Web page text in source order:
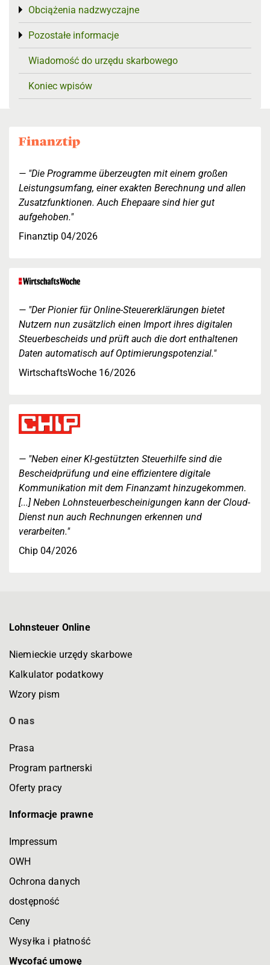
Obciążenia nadzwyczajne
Toggle menu
Pozostałe informacje
Toggle menu
Wiadomość do urzędu skarbowego
Koniec wpisów
"Die Programme überzeugten mit einem großen
Leistungsumfang, einer exakten Berechnung und allen
Zusatzfunktionen. Auch Ehepaare sind hier gut
aufgehoben."
Finanztip 04/2026
"Der Pionier für Online-Steuererklärungen bietet
Nutzern nun zusätzlich einen Import ihres digitalen
Steuerbescheids und prüft auch die dort enthaltenen
Daten automatisch auf Optimierungspotenzial."
WirtschaftsWoche 16/2026
"Neben einer KI-gestützten Steuerhilfe sind die
Bescheidprüfung und eine effizientere digitale
Kommunikation mit dem Finanzamt hinzugekommen.
[...] Neben Lohnsteuerbescheinigungen kann der Cloud-
Dienst nun auch Rechnungen erkennen und
verarbeiten."
Chip 04/2026
Lohnsteuer Online
Niemieckie urzędy skarbowe
Kalkulator podatkowy
Wzory pism
O nas
Prasa
Program partnerski
Oferty pracy
Informacje prawne
Impressum
OWH
Ochrona danych
dostępność
Ceny
Wysyłka i płatność
Wycofać umowę